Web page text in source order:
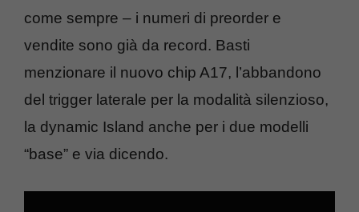
come sempre – i numeri di preorder e
vendite sono già da record. Basti
menzionare il nuovo chip A17, l’abbandono
del trigger laterale per la modalità silenzioso,
la dynamic Island anche per i due modelli
“base” e via dicendo.